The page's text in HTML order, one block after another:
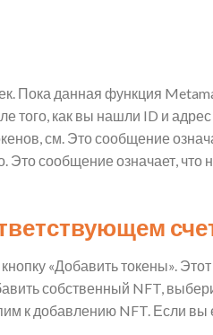
Пока данная функция
того, как вы нашли ID и адрес
см. Это сообщение
сообщение означает, что
«Добавить токены».
собственный NFT,
к добавлению NFT. Если